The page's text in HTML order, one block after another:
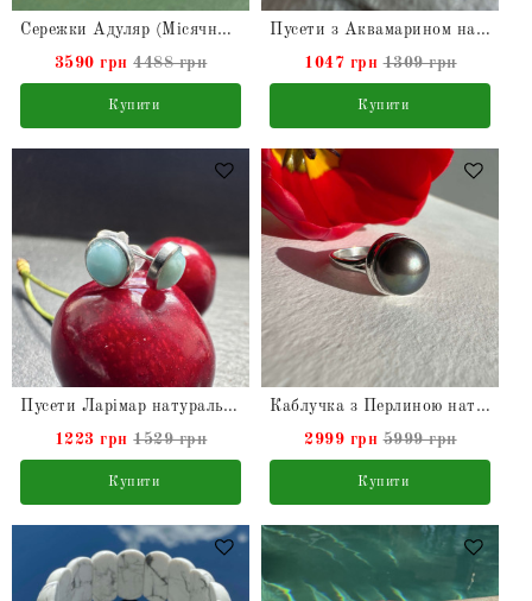
Сережки Адуляр (Місячний камінь) натуральний срібні
3590 грн 4488 грн
Купити
Пусети з Аквамарином натуральним
1047 грн 1309 грн
Купити
Пусети Ларімар натуральний
1223 грн 1529 грн
Купити
Каблучка з Перлиною натуральною з срібла
2999 грн 5999 грн
Купити